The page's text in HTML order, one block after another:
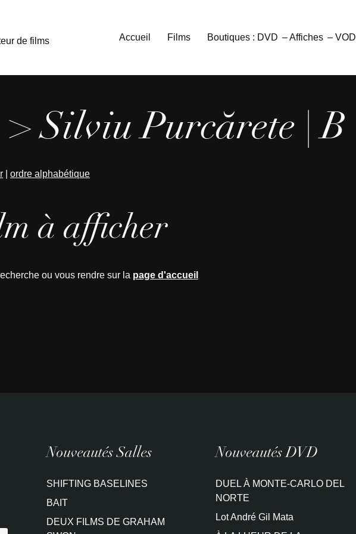
de films
Accueil Films Boutiques : DVD – Affiches – VOD
> Silviu Purcărete | B
ordre alphabétique
à afficher
ou vous rendre sur la page d'accueil
Nouveautés Salles
SHIFTING BASELINES
BAIT
DEUX FILMS DE GRAHAM
Nouveautés DVD
DUEL À MONTE-CARLO DEL
NORTE
Lot André Gil Mata